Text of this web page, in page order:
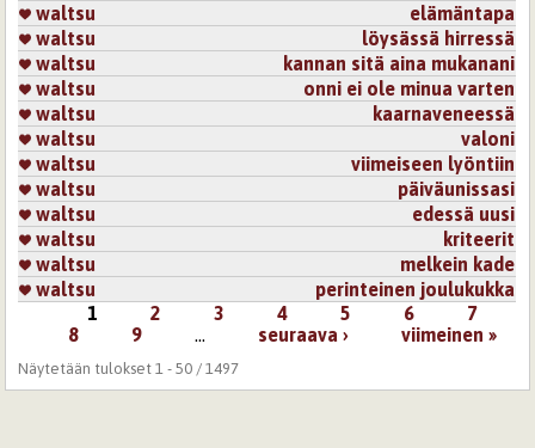
waltsu
elämäntapa
waltsu
löysässä hirressä
waltsu
kannan sitä aina mukanani
waltsu
onni ei ole minua varten
waltsu
kaarnaveneessä
waltsu
valoni
waltsu
viimeiseen lyöntiin
waltsu
päiväunissasi
waltsu
edessä uusi
waltsu
kriteerit
waltsu
melkein kade
waltsu
perinteinen joulukukka
1 2 3 4 5 6
7
8
9 … seuraava › viimeinen »
Näytetään tulokset 1 - 50 / 1497